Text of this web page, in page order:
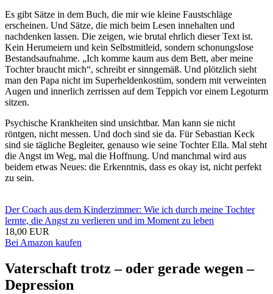
Es gibt Sätze in dem Buch, die mir wie kleine Faustschläge
erscheinen. Und Sätze, die mich beim Lesen innehalten und
nachdenken lassen. Die zeigen, wie brutal ehrlich dieser Text ist.
Kein Herumeiern und kein Selbstmitleid, sondern schonungslose
Bestandsaufnahme. „Ich komme kaum aus dem Bett, aber meine
Tochter braucht mich“, schreibt er sinngemäß. Und plötzlich sieht
man den Papa nicht im Superheldenkostüm, sondern mit verweinten
Augen und innerlich zerrissen auf dem Teppich vor einem Legoturm
sitzen.
Psychische Krankheiten sind unsichtbar. Man kann sie nicht
röntgen, nicht messen. Und doch sind sie da. Für Sebastian Keck
sind sie tägliche Begleiter, genauso wie seine Tochter Ella. Mal steht
die Angst im Weg, mal die Hoffnung. Und manchmal wird aus
beidem etwas Neues: die Erkenntnis, dass es okay ist, nicht perfekt
zu sein.
Der Coach aus dem Kinderzimmer: Wie ich durch meine Tochter
lernte, die Angst zu verlieren und im Moment zu leben
18,00 EUR
Bei Amazon kaufen
Vaterschaft trotz – oder gerade wegen –
Depression